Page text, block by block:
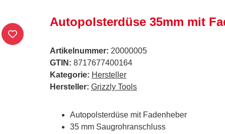
Autopolsterdüse 35mm mit
Artikelnummer: 20000005
GTIN: 8717677400164
Kategorie: Hersteller
Hersteller: Grizzly Tools
Autopolsterdüse mit Fadenheber
35 mm Saugrohranschluss